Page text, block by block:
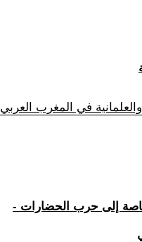
في المغرب العربي
إلى حرب الحضارات -